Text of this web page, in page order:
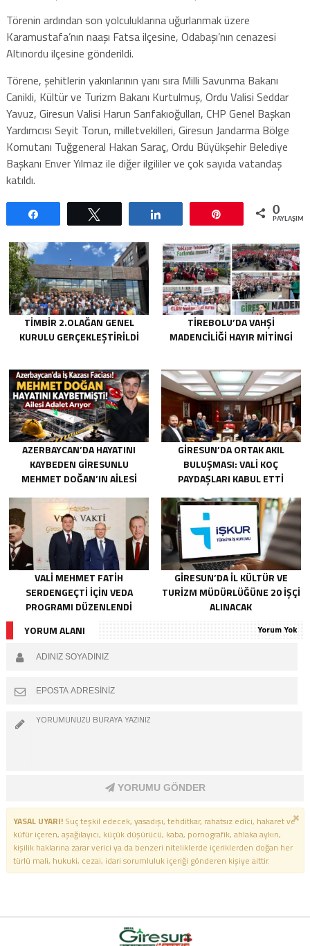
Törenin ardından son yolculuklarına uğurlanmak üzere
Karamustafa’nın naaşı Fatsa ilçesine, Odabaşı’nın cenazesi
Altınordu ilçesine gönderildi.
Törene, şehitlerin yakınlarının yanı sıra Milli Savunma Bakanı
Canikli, Kültür ve Turizm Bakanı Kurtulmuş, Ordu Valisi Seddar
Yavuz, Giresun Valisi Harun Sarıfakıoğulları, CHP Genel Başkan
Yardımcısı Seyit Torun, milletvekilleri, Giresun Jandarma Bölge
Komutanı Tuğgeneral Hakan Saraç, Ordu Büyükşehir Belediye
Başkanı Enver Yılmaz ile diğer ilgililer ve çok sayıda vatandaş
katıldı.
0
TİMBİR 2.OLAĞAN GENEL
KURULU GERÇEKLEŞTIRILDI
TIREBOLU’DA VAHŞI
MADENCILIĞI HAYIR MITINGI
AZERBAYCAN’DA HAYATINI
KAYBEDEN GIRESUNLU
MEHMET DOĞAN’IN AILESI
GIRESUN’DA ORTAK AKIL
BULUŞMASI: VALI KOÇ
PAYDAŞLARI KABUL ETTI
VALI MEHMET FATIH
SERDENGEÇTI İÇIN VEDA
PROGRAMI DÜZENLENDI
GIRESUN’DA İL KÜLTÜR VE
TURIZM MÜDÜRLÜĞÜNE 20 İŞÇI
ALINACAK
YORUM ALANI
Yorum Yok
YORUMU GÖNDER
YASAL UYARI!Suç teşkil edecek, yasadışı, tehditkar, rahatsız edici, hakaret ve
küfür içeren, aşağılayıcı, küçük düşürücü, kaba, pornografik, ahlaka aykırı,
kişilik haklarına zarar verici ya da benzeri niteliklerde içeriklerden doğan her
türlü mali, hukuki, cezai, idari sorumluluk içeriği gönderen kişiye aittir.